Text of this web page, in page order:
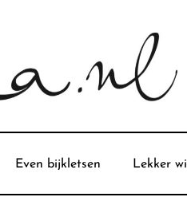
Even bijkletsen Lekker